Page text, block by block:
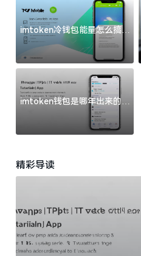
imtoken冷钱包能量怎么搞？
过来人告诉你门道
imtoken钱包是哪年出来的？
一文给你说清楚
精彩导读